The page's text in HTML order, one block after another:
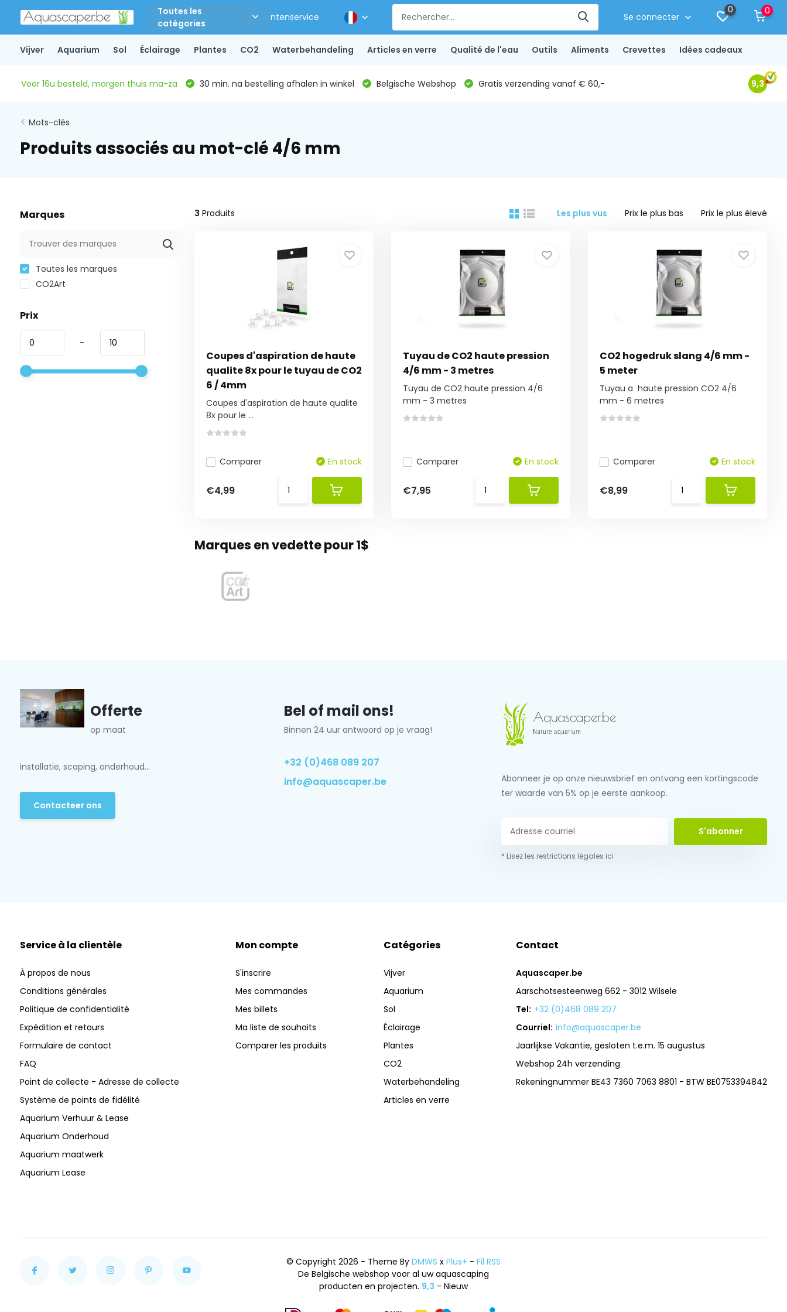
Toutes les
catégories
Klantenservice Se connecter
0 0
Vijver Aquarium Sol Éclairage Plantes CO2 Waterbehandeling Articles en verre Qualité de l'eau Outils Aliments Crevettes Idées cadeaux
Voor 16u besteld, morgen thuis ma-za 30 min. na bestelling afhalen in winkel Belgische Webshop Gratis verzending vanaf € 60,- 9,3
Mots-clés
Produits associés au mot-clé 4/6 mm
Marques
Toutes les marques
CO2Art
Prix
-
3 Produits Les plus vus Prix le plus bas Prix le plus élevé
Coupes d'aspiration de haute
qualite 8x pour le tuyau de CO2
6 / 4mm
Coupes d'aspiration de haute qualite
8x pour le ...
Comparer En stock
€4,99
Tuyau de CO2 haute pression
4/6 mm - 3 metres
Tuyau de CO2 haute pression 4/6
mm - 3 metres
Comparer En stock
€7,95
CO2 hogedruk slang 4/6 mm -
5 meter
Tuyau a haute pression CO2 4/6
mm - 6 metres
Comparer En stock
€8,99
Marques en vedette pour 1$
Offerte
op maat
installatie, scaping, onderhoud...
Contacteer ons
Bel of mail ons!
Binnen 24 uur antwoord op je vraag!
+32 (0)468 089 207
info@aquascaper.be
Abonneer je op onze nieuwsbrief en ontvang een kortingscode
ter waarde van 5% op je eerste aankoop.
S'abonner
* Lisez les restrictions légales ici
Service à la clientèle
À propos de nous
Conditions générales
Politique de confidentialité
Expédition et retours
Formulaire de contact
FAQ
Point de collecte - Adresse de collecte
Système de points de fidélité
Aquarium Verhuur & Lease
Aquarium Onderhoud
Aquarium maatwerk
Aquarium Lease
Mon compte
S'inscrire
Mes commandes
Mes billets
Ma liste de souhaits
Comparer les produits
Catégories
Vijver
Aquarium
Sol
Éclairage
Plantes
CO2
Waterbehandeling
Articles en verre
Contact
Aquascaper.be
Aarschotsesteenweg 662 - 3012 Wilsele
Tel: +32 (0)468 089 207
Courriel: info@aquascaper.be
Jaarlijkse Vakantie, gesloten t.e.m. 15 augustus
Webshop 24h verzending
Rekeningnummer BE43 7360 7063 8801 - BTW BE0753394842
© Copyright 2026 - Theme By DMWS x Plus+ - Fil RSS
De Belgische webshop voor al uw aquascaping
producten en projecten. 9,3 - Nieuw